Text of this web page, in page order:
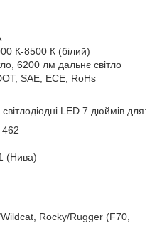
К-8500 К (білий)
6200 лм дальнє світло
SAE, ECE, RoHs
LED 7 дюймів для:
(Нива)
Rocky/Rugger (F70,